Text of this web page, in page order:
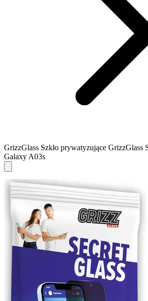
GrizzGlass Szkło prywatyzujące GrizzGlass
Galaxy A03s